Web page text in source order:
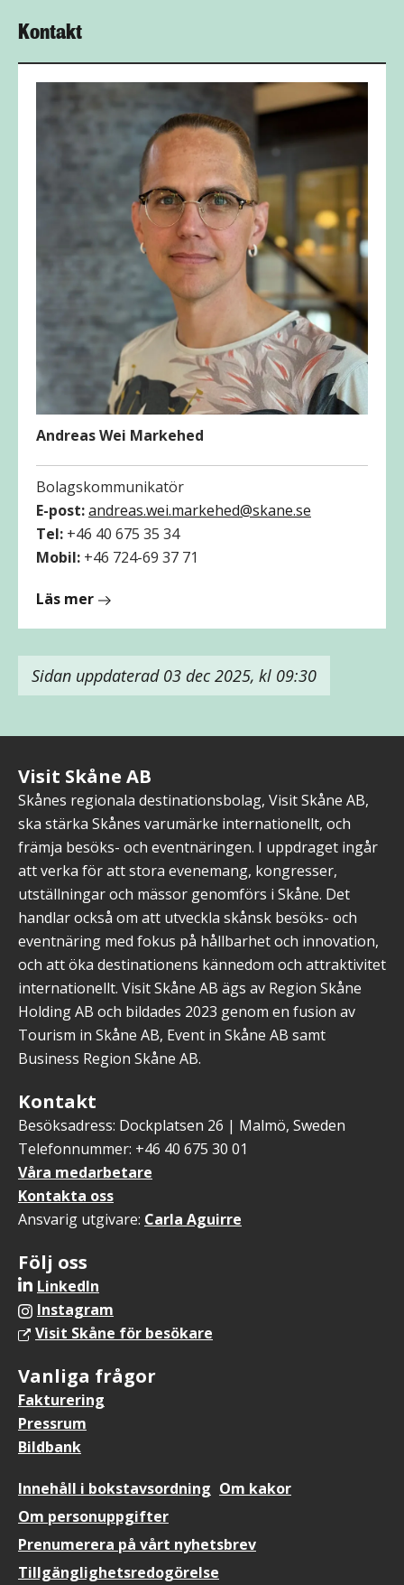
Kontakt
Andreas Wei Markehed
Bolagskommunikatör
E-post:andreas.wei.markehed@skane.se
Tel: +46 40 675 35 34
Mobil: +46 724-69 37 71
Läs merom
Markehed
Sidan uppdaterad 03 dec 2025, kl 09:30
Visit Skåne AB
Skånes regionala destinationsbolag, Visit Skåne AB,
ska stärka Skånes varumärke internationellt, och
främja besöks- och eventnäringen. I uppdraget ingår
att verka för att stora evenemang, kongresser,
utställningar och mässor genomförs i Skåne. Det
handlar också om att utveckla skånsk besöks- och
eventnäring med fokus på hållbarhet och innovation,
och att öka destinationens kännedom och attraktivitet
internationellt. Visit Skåne AB ägs av Region Skåne
Holding AB och bildades 2023 genom en fusion av
Tourism in Skåne AB, Event in Skåne AB samt
Business Region Skåne AB.
Kontakt
Besöksadress: Dockplatsen 26 | Malmö, Sweden
Telefonnummer: +46 40 675 30 01
Våra medarbetare
Kontakta oss
Ansvarig utgivare: Carla Aguirre
Följ oss
LinkedIn
Instagram
Visit Skåne för besökare
Vanliga frågor
Fakturering
Pressrum
Bildbank
Sidfotsmeny
Innehåll i bokstavsordning Om kakor
Om personuppgifter
Prenumerera på vårt nyhetsbrev
Tillgänglighetsredogörelse